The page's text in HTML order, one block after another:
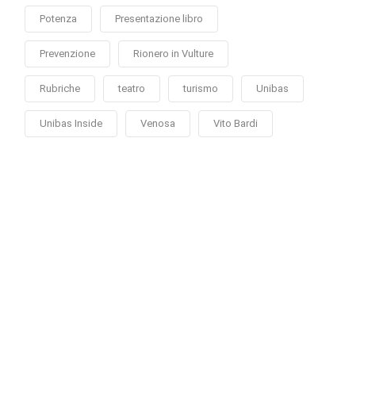
Potenza Presentazione libro
Prevenzione Rionero in Vulture
Rubriche teatro turismo Unibas
Unibas Inside Venosa Vito Bardi